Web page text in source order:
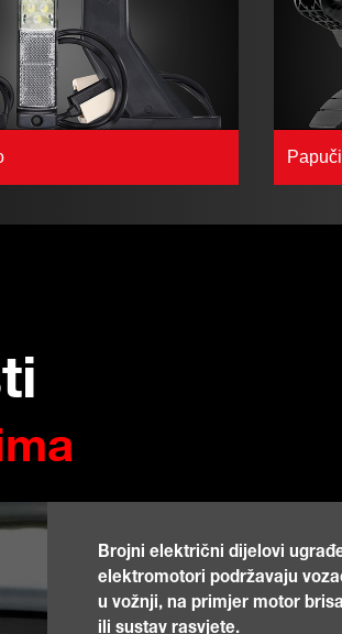
Brojni električni dijelovi
elektromotori podržavaju
u vožnji, na primjer motor
ili sustav rasvjete.